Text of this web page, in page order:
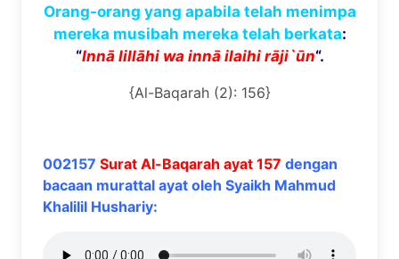
Orang-orang yang apabila telah menimpa
mereka musibah mereka telah berkata:
“Innālillāhi wa innāilaihi rāji`ūn“.
{Al-Baqarah (2): 156}
002157 Surat Al-Baqarah ayat 157 dengan
bacaan murattal ayat oleh Syaikh Mahmud
Khalilil Hushariy: